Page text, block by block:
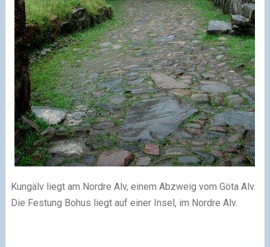
Kungälv liegt am Nordre Alv, einem Abzweig vom Göta Alv.
Die Festung Bohus liegt auf einer Insel, im Nordre Alv.